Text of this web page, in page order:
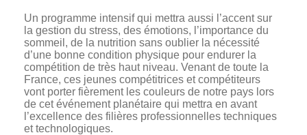
Un programme intensif qui mettra aussi l’accent sur
la gestion du stress, des émotions, l’importance du
sommeil, de la nutrition sans oublier la nécessité
d’une bonne condition physique pour endurer la
compétition de très haut niveau. Venant de toute la
France, ces jeunes compétitrices et compétiteurs
vont porter fièrement les couleurs de notre pays lors
de cet événement planétaire qui mettra en avant
l’excellence des filières professionnelles techniques
et technologiques.